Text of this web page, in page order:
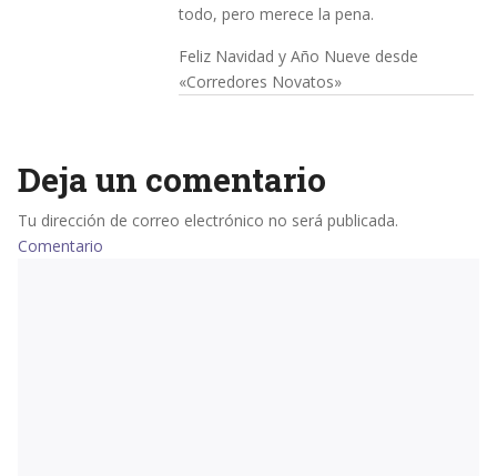
todo, pero merece la pena.
Feliz Navidad y Año Nueve desde
«Corredores Novatos»
Deja un comentario
Tu dirección de correo electrónico no será publicada.
Comentario